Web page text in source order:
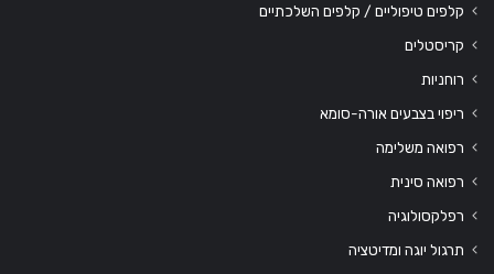
קלפים טיפוליים / קלפים השלכתיים
קריסטלים
רוחניות
ריפוי בצבעים אורה-סומא
רפואה משלימה
רפואה סינית
רפלקסולוגיה
תרגול יוגה ומדיטציה